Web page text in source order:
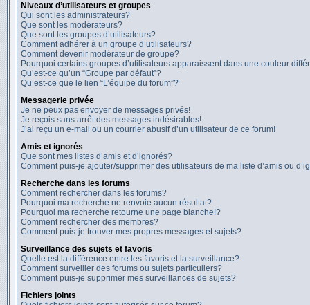
Niveaux d’utilisateurs et groupes
Qui sont les administrateurs?
Que sont les modérateurs?
Que sont les groupes d’utilisateurs?
Comment adhérer à un groupe d’utilisateurs?
Comment devenir modérateur de groupe?
Pourquoi certains groupes d’utilisateurs apparaissent dans une couleur
Qu’est-ce qu’un “Groupe par défaut”?
Qu’est-ce que le lien “L’équipe du forum”?
Messagerie privée
Je ne peux pas envoyer de messages privés!
Je reçois sans arrêt des messages indésirables!
J’ai reçu un e-mail ou un courrier abusif d’un utilisateur de ce forum!
Amis et ignorés
Que sont mes listes d’amis et d’ignorés?
Comment puis-je ajouter/supprimer des utilisateurs de ma liste d’amis ou
Recherche dans les forums
Comment rechercher dans les forums?
Pourquoi ma recherche ne renvoie aucun résultat?
Pourquoi ma recherche retourne une page blanche!?
Comment rechercher des membres?
Comment puis-je trouver mes propres messages et sujets?
Surveillance des sujets et favoris
Quelle est la différence entre les favoris et la surveillance?
Comment surveiller des forums ou sujets particuliers?
Comment puis-je supprimer mes surveillances de sujets?
Fichiers joints